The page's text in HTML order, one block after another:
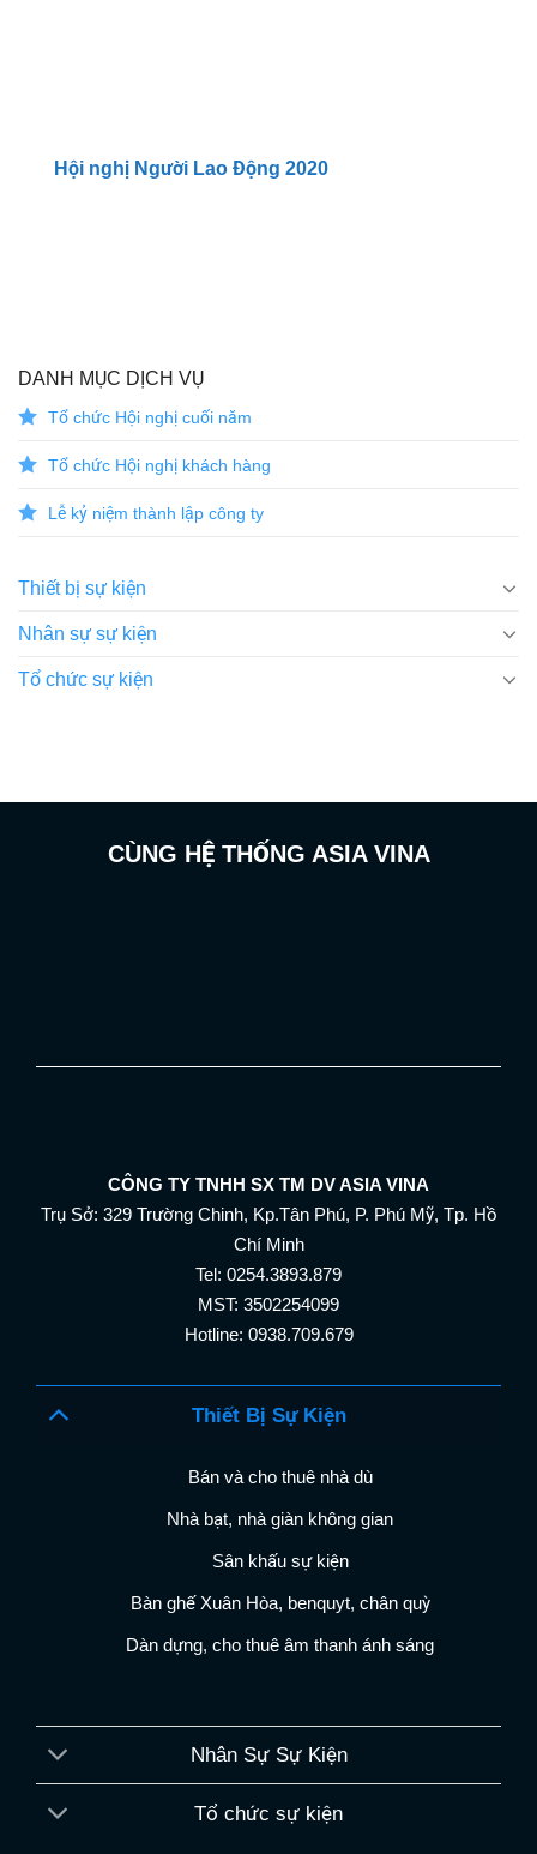
Hội nghị Người Lao Động 2020
DANH MỤC DỊCH VỤ
Tổ chức Hội nghị cuối năm
Tổ chức Hội nghị khách hàng
Lễ kỷ niệm thành lập công ty
Thiết bị sự kiện
Nhân sự sự kiện
Tổ chức sự kiện
CÙNG HỆ THỐNG ASIA VINA
CÔNG TY TNHH SX TM DV ASIA VINA
Trụ Sở: 329 Trường Chinh, Kp.Tân Phú, P. Phú Mỹ, Tp. Hồ
Chí Minh
Tel: 0254.3893.879
MST: 3502254099
Hotline: 0938.709.679
Thiết Bị Sự Kiện
Bán và cho thuê nhà dù
Nhà bạt, nhà giàn không gian
Sân khấu sự kiện
Bàn ghế Xuân Hòa, benquyt, chân quỳ
Dàn dựng, cho thuê âm thanh ánh sáng
Nhân Sự Sự Kiện
Tổ chức sự kiện